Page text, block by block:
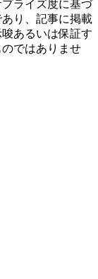
ライズ度に基づ
り、記事に掲載
あるいは保証す
ではありませ